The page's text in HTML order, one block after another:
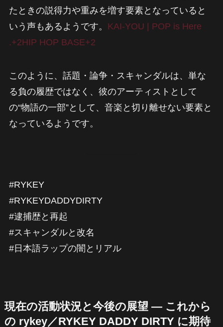
たときの説得力や重みを増す要素となっていると
いう声もあるようです。 KAI-YOU | POP is Here
.+2HIP HOP BASE+2
このように、話題・論争・スキャンダルは、単な
る負の履歴ではなく、彼のアーティストとして
の“物語の一部”として、音楽と切り離せない要素と
なっているようです。
#RYKEY
#RYKEYDADDYDIRTY
#逮捕歴と再起
#スキャンダルと改名
#日本語ラップの闇とリアル
現在の活動状況と今後の展望 — これから
の rykey／RYKEY DADDY DIRTY に期待